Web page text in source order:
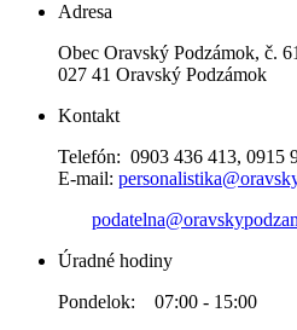
Adresa
Obec Oravský Podzámok, č. 61
027 41 Oravský Podzámok
Kontakt
Telefón: 0903 436 413, 0915
E-mail:
Úradné hodiny
Pondelok: 07:00 - 15:00